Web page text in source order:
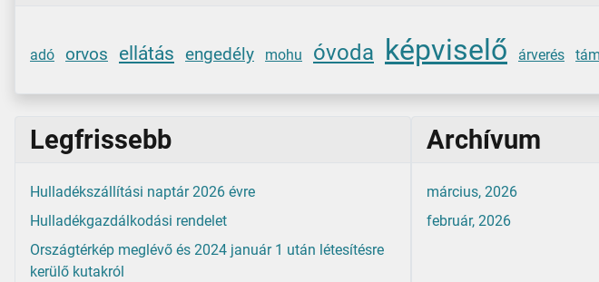
adó orvos ellátás engedély mohu óvoda képviselő árverés
Legfrissebb
Hulladékszállítási naptár 2026 évre
Hulladékgazdálkodási rendelet
Országtérkép meglévő és 2024 január 1 után létesítésre
kerülő kutakról
Archívum
március, 2026
február, 2026